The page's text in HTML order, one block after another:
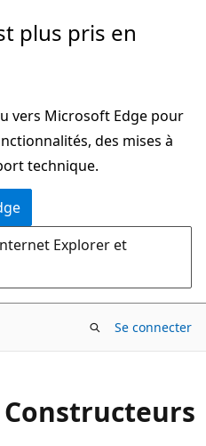
plus pris en
vers Microsoft Edge pour
des mises à
technique.
Explorer et
Se connecter
Constructeurs